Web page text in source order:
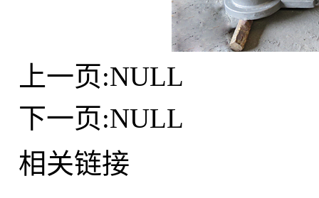
上一页:NULL
下一页:NULL
相关链接